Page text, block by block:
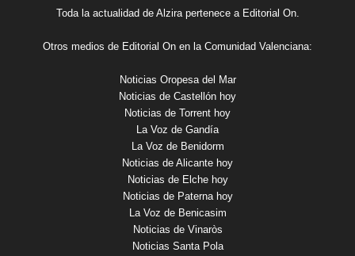
Toda la actualidad de Alzira pertenece a Editorial On.
Otros medios de Editorial On en la Comunidad Valenciana:
Noticias Oropesa del Mar
Noticias de Castellón hoy
Noticias de Torrent hoy
La Voz de Gandía
La Voz de Benidorm
Noticias de Alicante hoy
Noticias de Elche hoy
Noticias de Paterna hoy
La Voz de Benicasim
Noticias de Vinaròs
Noticias Santa Pola